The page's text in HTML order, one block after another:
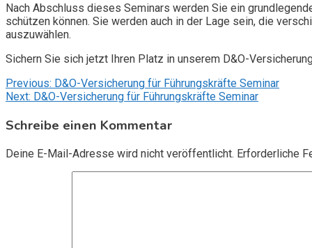
Nach Abschluss dieses Seminars werden Sie ein
schützen können. Sie werden auch in der Lage sein, die
auszuwählen.
Sichern Sie sich jetzt Ihren Platz in unserem D&O-
Beitragsnavigation
Previous: D&O-Versicherung für Führungskräfte Seminar
Next: D&O-Versicherung für Führungskräfte Seminar
Schreibe einen Kommentar
Deine E-Mail-Adresse wird nicht veröffentlicht. Erforderliche